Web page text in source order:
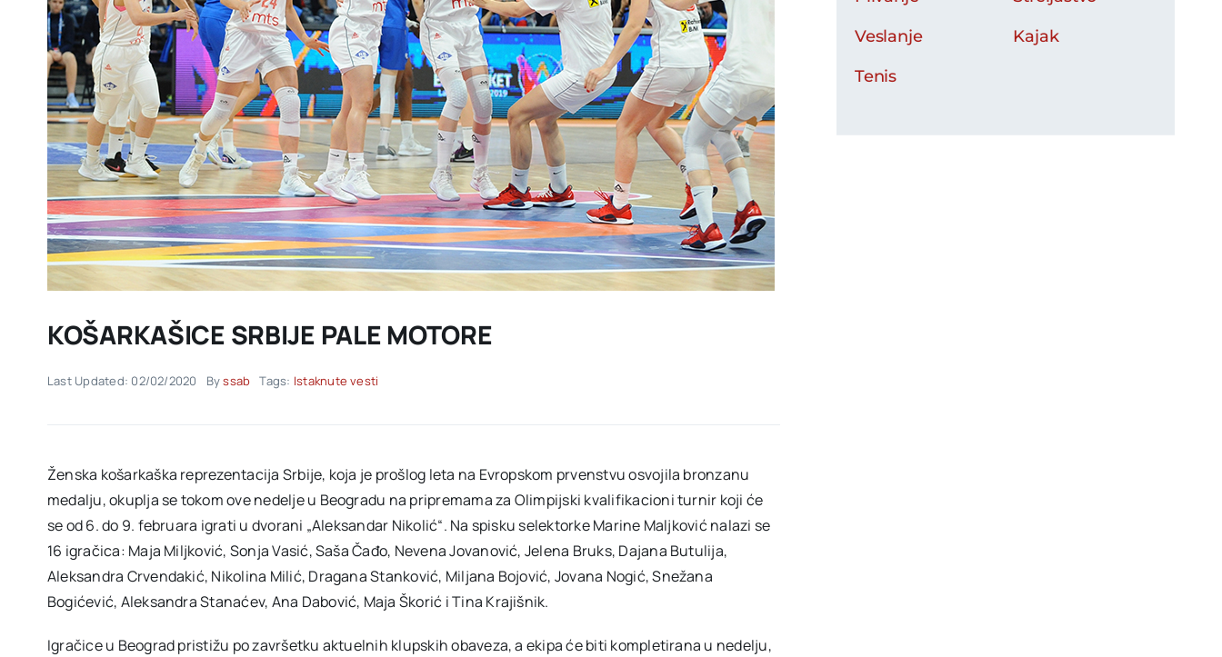
KOŠARKAŠICE SRBIJE PALE MOTORE
Last Updated: 02/02/2020 Byssab Tags: Istaknute vesti
Ženska košarkaška reprezentacija Srbije, koja je prošlog leta na Evropskom prvenstvu osvojila bronzanu
medalju, okuplja se tokom ove nedelje u Beogradu na pripremama za Olimpijski kvalifikacioni turnir koji će
se od 6. do 9. februara igrati u dvorani „Aleksandar Nikolić“. Na spisku selektorke Marine Maljković nalazi se
16 igračica: Maja Miljković, Sonja Vasić, Saša Čađo, Nevena Jovanović, Jelena Bruks, Dajana Butulija,
Aleksandra Crvendakić, Nikolina Milić, Dragana Stanković, Miljana Bojović, Jovana Nogić, Snežana
Bogićević, Aleksandra Stanaćev, Ana Dabović, Maja Škorić i Tina Krajišnik.
Igračice u Beograd pristižu po završetku aktuelnih klupskih obaveza, a ekipa će biti kompletirana u nedelju,
Veslanje
Kajak
Tenis